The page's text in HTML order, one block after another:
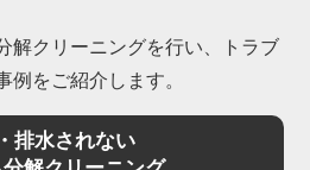
の嫌なニオイや黒カビも一
解クリーニングを行い、トラブ
例をご紹介します。
排水されない